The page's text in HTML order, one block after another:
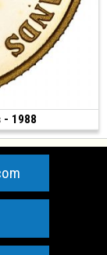
- 1988